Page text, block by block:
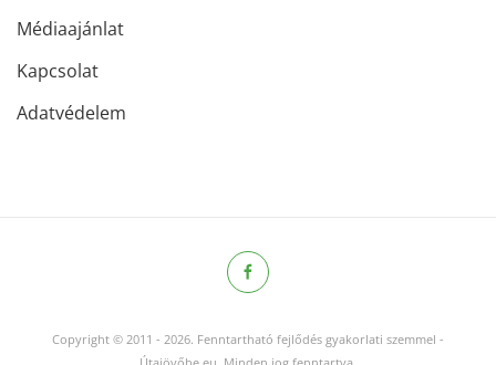
Médiaajánlat
Kapcsolat
Adatvédelem
Copyright © 2011 - 2026. Fenntartható fejlődés gyakorlati szemmel -